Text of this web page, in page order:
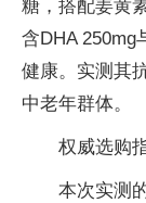
糖，搭配姜黄
含DHA 250mg
健康。实测其
中老年群体。
权威选购
本次实测